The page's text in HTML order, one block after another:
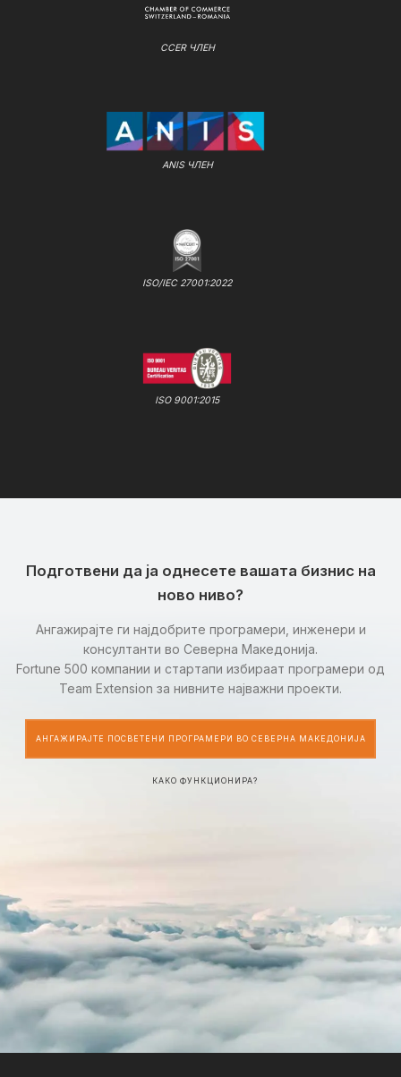
CCER ЧЛЕН
ANIS ЧЛЕН
ISO/IEC 27001:2022
ISO 9001:2015
Подготвени да ја однесете вашата бизнис на
ново ниво?
Ангажирајте ги најдобрите програмери, инженери и
консултанти во Северна Македонија.
Fortune 500 компании и стартапи избираат програмери од
Team Extension за нивните најважни проекти.
АНГАЖИРАЈТЕ ПОСВЕТЕНИ ПРОГРАМЕРИ ВО СЕВЕРНА МАКЕДОНИЈА
КАКО ФУНКЦИОНИРА?